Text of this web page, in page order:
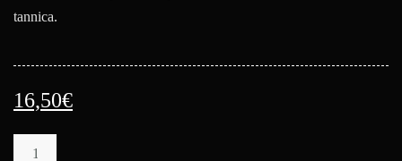
tannica.
16,50€
Conte